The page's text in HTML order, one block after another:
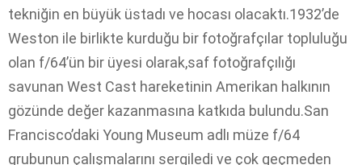
tekniğin en büyük üstadı ve hocası olacaktı.1932’de
Weston ile birlikte kurduğu bir fotoğrafçılar topluluğu
olan f/64’ün bir üyesi olarak,saf fotoğrafçılığı
savunan West Cast hareketinin Amerikan halkının
gözünde değer kazanmasına katkıda bulundu.San
Francisco’daki Young Museum adlı müze f/64
grubunun çalışmalarını sergiledi ve çok geçmeden